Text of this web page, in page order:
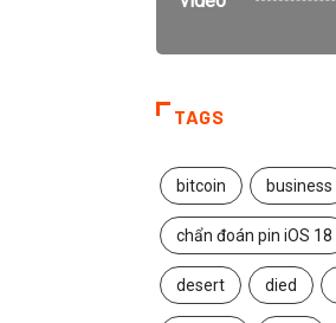
TAGS
bitcoin business
chẩn đoán pin iOS 18
desert died